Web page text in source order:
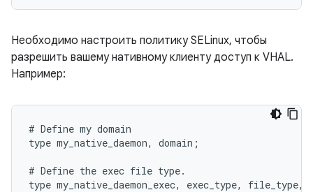
Необходимо настроить политику SELinux, чтобы
разрешить вашему нативному клиенту доступ к VHAL.
Например:
# Define my domain
type my_native_daemon, domain;
# Define the exec file type.
type my_native_daemon_exec, exec_type,